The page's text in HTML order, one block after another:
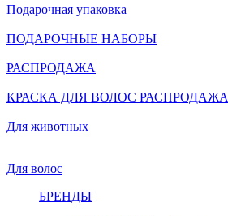
Подарочная упаковка
ПОДАРОЧНЫЕ НАБОРЫ
РАСПРОДАЖА
КРАСКА ДЛЯ ВОЛОС РАСПРОДАЖА
Для животных
Для волос
БРЕНДЫ